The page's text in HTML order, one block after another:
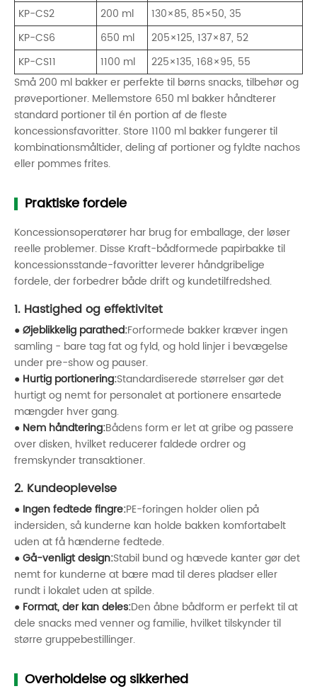
KP-CS2
200 ml
130×85, 85×50, 35
KP-CS6
650 ml
205×125, 137×87, 52
KP-CS11
1100 ml
225×135, 168×95, 55
Små 200 ml bakker er perfekte til børns snacks, tilbehør og
prøveportioner. Mellemstore 650 ml bakker håndterer
standard portioner til én portion af de fleste
koncessionsfavoritter. Store 1100 ml bakker fungerer til
kombinationsmåltider, deling af portioner og fyldte nachos
eller pommes frites.
Praktiske fordele
Koncessionsoperatører har brug for emballage, der løser
reelle problemer. Disse Kraft-bådformede papirbakke til
koncessionsstande-favoritter leverer håndgribelige
fordele, der forbedrer både drift og kundetilfredshed.
1. Hastighed og effektivitet
● Øjeblikkelig parathed:Forformede bakker kræver ingen
samling - bare tag fat og fyld, og hold linjer i bevægelse
under pre-show og pauser.
● Hurtig portionering:Standardiserede størrelser gør det
hurtigt og nemt for personalet at portionere ensartede
mængder hver gang.
● Nem håndtering:Bådens form er let at gribe og passere
over disken, hvilket reducerer faldede ordrer og
fremskynder transaktioner.
2. Kundeoplevelse
● Ingen fedtede fingre:PE-foringen holder olien på
indersiden, så kunderne kan holde bakken komfortabelt
uden at få hænderne fedtede.
● Gå-venligt design:Stabil bund og hævede kanter gør det
nemt for kunderne at bære mad til deres pladser eller
rundt i lokalet uden at spilde.
● Format, der kan deles:Den åbne bådform er perfekt til at
dele snacks med venner og familie, hvilket tilskynder til
større gruppebestillinger.
Overholdelse og sikkerhed